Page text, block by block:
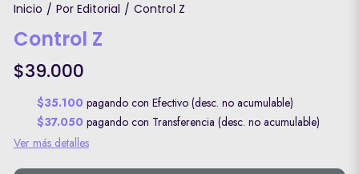
Inicio / Por Editorial / Control Z
Control Z
$39.000
$35.100 pagando con Efectivo (desc. no acumulable)
$37.050 pagando con Transferencia (desc. no acumulable)
Ver más detalles